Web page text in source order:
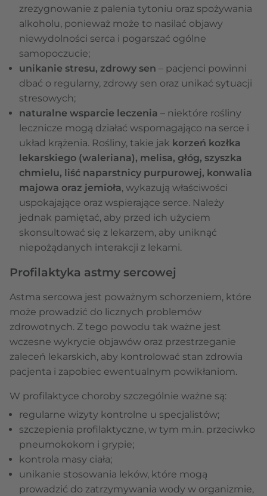
zrezygnowanie z palenia tytoniu oraz spożywania
alkoholu, ponieważ może to nasilać objawy
niewydolności serca i pogarszać ogólne
samopoczucie;
unikanie stresu, zdrowy sen – pacjenci powinni
dbać o regularny, zdrowy sen oraz unikać sytuacji
stresowych;
naturalne wsparcie leczenia – niektóre rośliny
lecznicze mogą działać wspomagająco na serce i
układ krążenia. Rośliny, takie jak korzeń kozłka
lekarskiego (waleriana), melisa, głóg, szyszka
chmielu, liść naparstnicy purpurowej, konwalia
majowa oraz jemioła, wykazują właściwości
uspokajające oraz wspierające serce. Należy
jednak pamiętać, aby przed ich użyciem
skonsultować się z lekarzem, aby uniknąć
niepożądanych interakcji z lekami.
Profilaktyka astmy sercowej
Astma sercowa jest poważnym schorzeniem, które
może prowadzić do licznych problemów
zdrowotnych. Z tego powodu tak ważne jest
wczesne wykrycie objawów oraz przestrzeganie
zaleceń lekarskich, aby kontrolować stan zdrowia
pacjenta i zapobiec ewentualnym powikłaniom.
W profilaktyce choroby szczególnie ważne są:
regularne wizyty kontrolne u specjalistów;
szczepienia profilaktyczne, w tym m.in. przeciwko
pneumokokom i grypie;
kontrola masy ciała;
unikanie stosowania leków, które mogą
prowadzić do zatrzymywania wody w organizmie,